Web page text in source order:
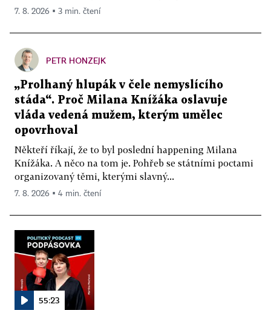
7. 8. 2026 ▪ 3 min. čtení
PETR HONZEJK
„Prolhaný hlupák v čele nemyslícího
stáda“. Proč Milana Knížáka oslavuje
vláda vedená mužem, kterým umělec
opovrhoval
Někteří říkají, že to byl poslední happening Milana
Knížáka. A něco na tom je. Pohřeb se státními poctami
organizovaný těmi, kterými slavný...
7. 8. 2026 ▪ 4 min. čtení
55:23